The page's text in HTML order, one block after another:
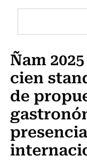
Cultura
Programas
Ñam
cien
de